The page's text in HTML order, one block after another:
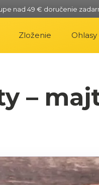
nad 49 € doručenie
Zloženie
–